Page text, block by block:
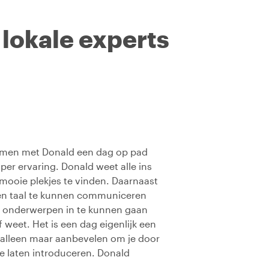
experts
met Donald een dag op pad
ervaring. Donald weet alle ins
plekjes te vinden. Daarnaast
taal te kunnen communiceren
in te kunnen gaan
Het is een dag eigenlijk een
maar aanbevelen om je door
laten introduceren. Donald